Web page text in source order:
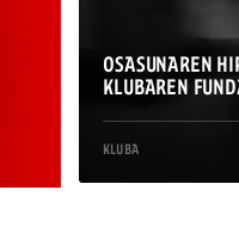
OSASUNAREN
KLUBAREN
KLUBA